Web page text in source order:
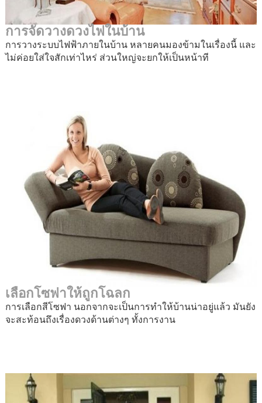
การจัดวางดวงไฟในบ้าน
การวางระบบไฟฟ้าภายในบ้าน หลายคนมองข้ามในเรื่องนี้ และ
ไม่ค่อยใส่ใจสักเท่าไหร่ ส่วนใหญ่จะยกให้เป็นหน้าที
เลือกโซฟาให้ถูกโฉลก
การเลือกสีโซฟา นอกจากจะเป็นการทำให้บ้านน่าอยู่แล้ว มันยัง
จะสะท้อนถึงเรื่องดวงด้านต่างๆ ทั้งการงาน